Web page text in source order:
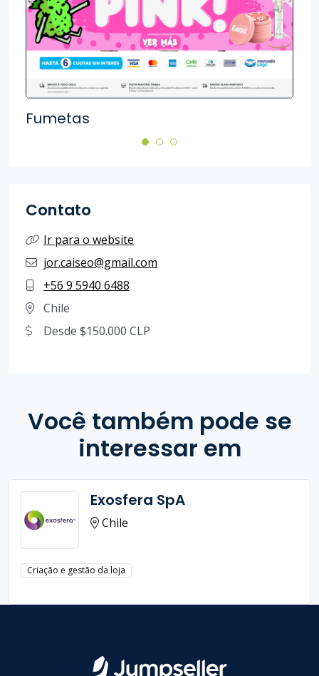
Fumetas
Contato
Ir para o website
jor.caiseo@gmail.com
+56 9 5940 6488
Chile
Desde $150.000 CLP
Você também pode se
interessar em
Exosfera SpA
Chile
Criação e gestão da loja